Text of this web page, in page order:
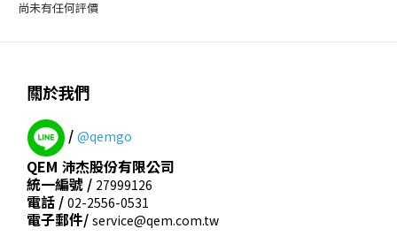
尚未有任何評價
關於我們
/ @qemgo
QEM 沛杰股份有限公司
統一編號 / 27999126
電話 / 02-2556-0531
電子郵件/ service@qem.com.tw